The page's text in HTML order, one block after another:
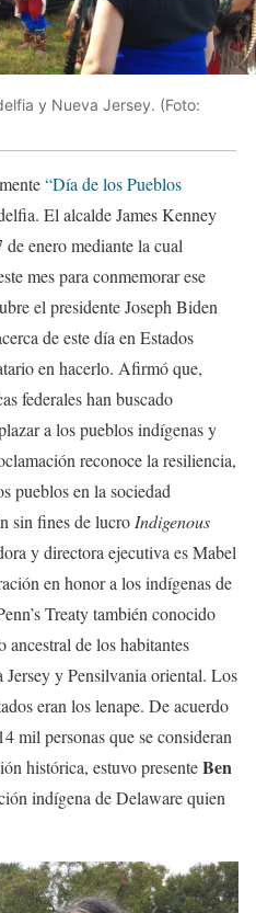
y Nueva Jersey. (Foto:
“Día de los Pueblos
El alcalde James Kenney
enero mediante la cual
mes para conmemorar ese
el presidente Joseph Biden
de este día en Estados
en hacerlo. Afirmó que,
federales han buscado
a los pueblos indígenas y
reconoce la resiliencia,
pueblos en la sociedad
sin fines de lucroIndigenous
y directora ejecutiva es Mabel
en honor a los indígenas de
Treaty también conocido
de los habitantes
y Pensilvania oriental. Los
eran los lenape. De acuerdo
mil personas que se consideran
histórica, estuvo presenteBen
indígena de Delaware quien